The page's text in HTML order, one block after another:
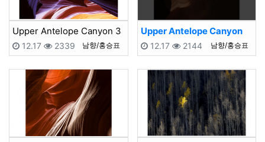
Upper Antelope Canyon 3
등록자
남향/홍승표
등록일
12.17 등록일
2339
Upper Antelope Canyon
등록자
남향/홍승표
등록일
12.17 등록일
2144